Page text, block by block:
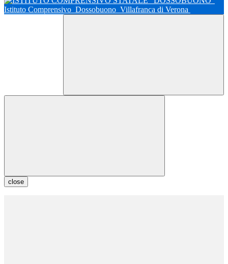
Istituto Comprensivo Dossobuono Villafranca di Verona
close